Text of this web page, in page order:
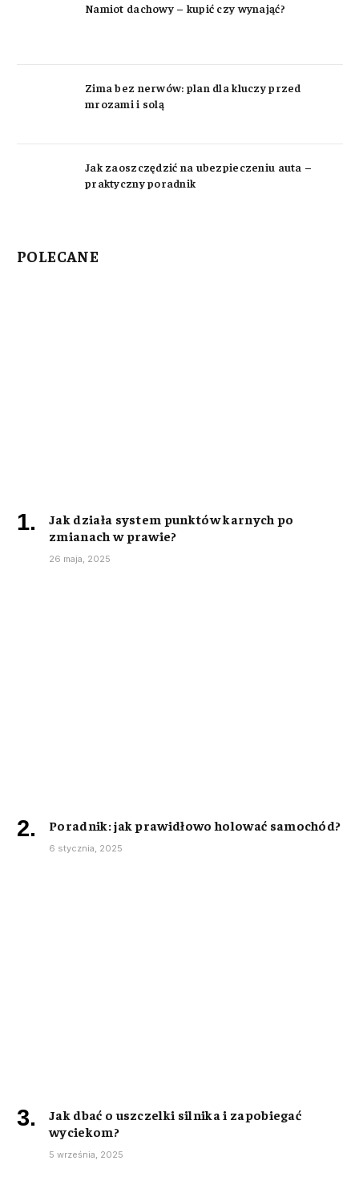
Namiot dachowy – kupić czy wynająć?
Zima bez nerwów: plan dla kluczy przed
mrozami i solą
Jak zaoszczędzić na ubezpieczeniu auta –
praktyczny poradnik
POLECANE
Jak działa system punktów karnych po
zmianach w prawie?
26 maja, 2025
Poradnik: jak prawidłowo holować samochód?
6 stycznia, 2025
Jak dbać o uszczelki silnika i zapobiegać
wyciekom?
5 września, 2025